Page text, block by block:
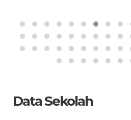
Data Sekolah